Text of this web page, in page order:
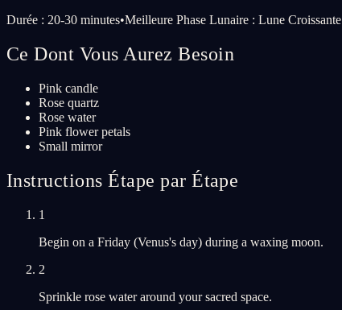
Durée : 20-30 minutes•Meilleure Phase Lunaire : Lune Croissante
Ce Dont Vous Aurez Besoin
Pink candle
Rose quartz
Rose water
Pink flower petals
Small mirror
Instructions Étape par Étape
1
Begin on a Friday (Venus's day) during a waxing moon.
2
Sprinkle rose water around your sacred space.